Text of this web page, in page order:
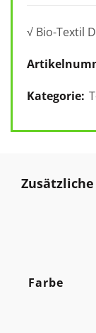
√ Bio-Textil
Kategorie:
Farbe